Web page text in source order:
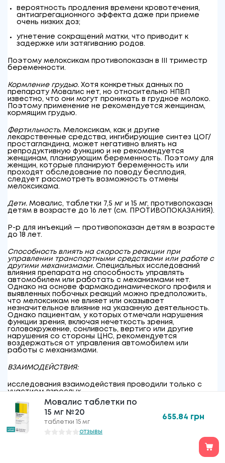
вероятность продления времени кровотечения,
антиагрегационного эффекта даже при приеме
очень низких доз;
угнетение сокращений матки, что приводит к
задержке или затягиванию родов.
Поэтому мелоксикам противопоказан в III триместр
беременности.
Кормление грудью. Хотя конкретных данных по
препарату Мовалис нет, но относительно НПВП
известно, что они могут проникать в грудное молоко.
Поэтому применение не рекомендуется женщинам,
кормящим грудью.
Фертильность. Мелоксикам, как и другие
лекарственные средства, ингибирующие синтез ЦОГ/
простагландина, может негативно влиять на
репродуктивную функцию и не рекомендуется
женщинам, планирующим беременность. Поэтому для
женщин, которые планируют беременность или
проходят обследование по поводу бесплодия,
следует рассмотреть возможность отмены
мелоксикама.
Дети. Мовалис, таблетки 7,5 мг и 15 мг, противопоказан
детям в возрасте до 16 лет (см. ПРОТИВОПОКАЗАНИЯ).
Р-р для инъекций — противопоказан детям в возрасте
до 18 лет.
Способность влиять на скорость реакции при
управлении транспортными средствами или работе с
другими механизмами. Специальных исследований
влияния препарата на способность управлять
автомобилем или работать с механизмами нет.
Однако на основе фармакодинамического профиля и
выявленных побочных реакций можно предположить,
что мелоксикам не влияет или оказывает
незначительное влияние на указанную деятельность.
Однако пациентам, у которых отмечали нарушения
функции зрения, включая нечеткость зрения,
головокружение, сонливость, вертиго или другие
нарушения со стороны ЦНС, рекомендуется
воздержаться от управления автомобилем или
работы с механизмами.
ВЗАИМОДЕЙСТВИЯ:
исследования взаимодействия проводили только с
участием взрослых.
Риски, связанные с гиперкалиемией
лекарственные средства или терапевтические группы
могут способствовать гиперкалиемии: калиевые соли,
калийсберегающие диуретики, ингибиторы АПФ,
гепарины, циклоспорин, такролимус и триметоприм.
Мовалис таблетки по
15 мг №20
таблетки 15 мг
отзывы
655.84 грн